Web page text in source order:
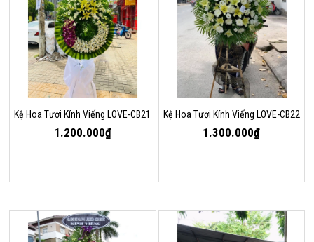
Kệ Hoa Tươi Kính Viếng LOVE-CB21
1.200.000₫
Kệ Hoa Tươi Kính Viếng LOVE-CB22
1.300.000₫